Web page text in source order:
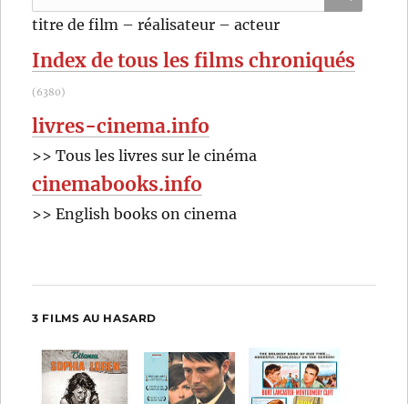
pour
:
titre de film – réalisateur – acteur
Index de tous les films chroniqués
(6380)
livres-cinema.info
>> Tous les livres sur le cinéma
cinemabooks.info
>> English books on cinema
3 FILMS AU HASARD